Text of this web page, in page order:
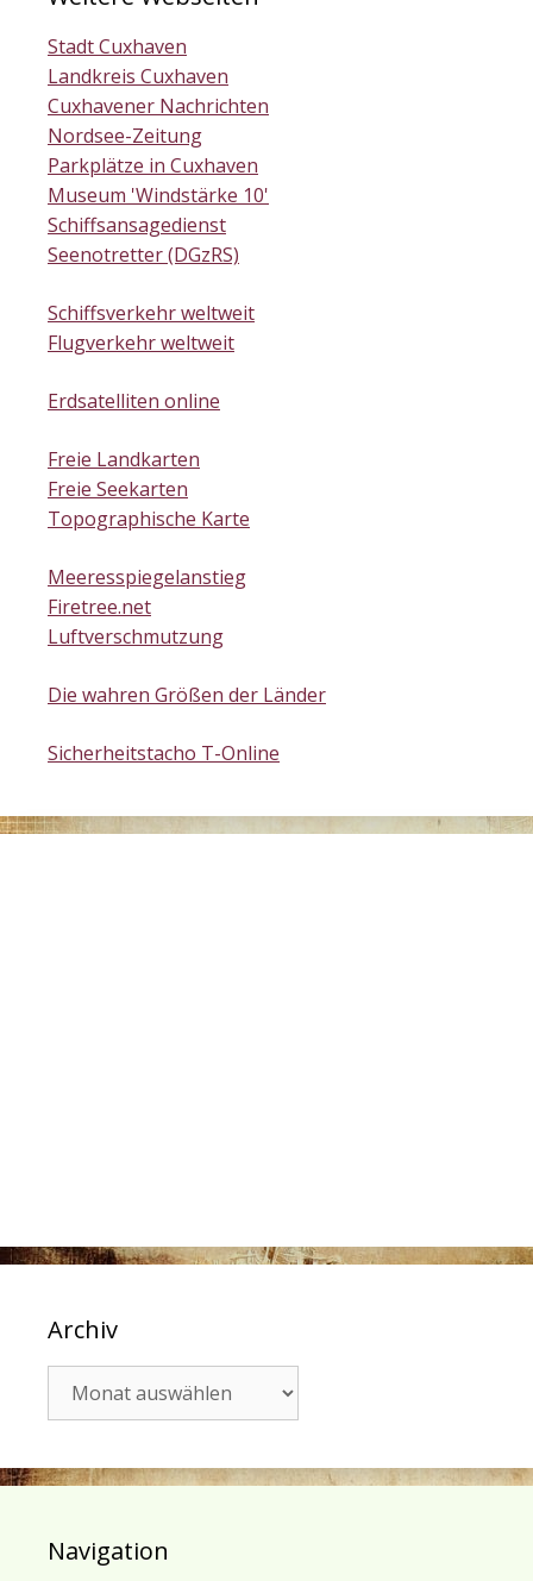
Stadt Cuxhaven
Landkreis Cuxhaven
Cuxhavener Nachrichten
Nordsee-Zeitung
Parkplätze in Cuxhaven
Museum 'Windstärke 10'
Schiffsansagedienst
Seenotretter (DGzRS)
Schiffsverkehr weltweit
Flugverkehr weltweit
Erdsatelliten online
Freie Landkarten
Freie Seekarten
Topographische Karte
Meeresspiegelanstieg
Firetree.net
Luftverschmutzung
Die wahren Größen der Länder
Sicherheitstacho T-Online
Archiv
Navigation